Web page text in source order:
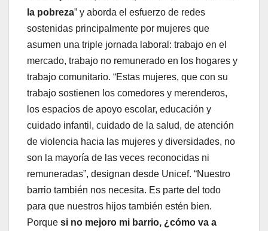
la pobreza” y aborda el esfuerzo de redes
sostenidas principalmente por mujeres que
asumen una triple jornada laboral: trabajo en el
mercado, trabajo no remunerado en los hogares y
trabajo comunitario. “Estas mujeres, que con su
trabajo sostienen los comedores y merenderos,
los espacios de apoyo escolar, educación y
cuidado infantil, cuidado de la salud, de atención
de violencia hacia las mujeres y diversidades, no
son la mayoría de las veces reconocidas ni
remuneradas”, designan desde Unicef. “Nuestro
barrio también nos necesita. Es parte del todo
para que nuestros hijos también estén bien.
Porque si no mejoro mi barrio, ¿cómo va a